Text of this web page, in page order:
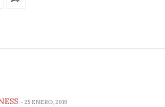
- 25 ENERO, 2019